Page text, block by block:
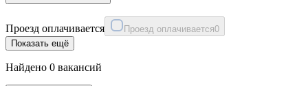
Проезд оплачивается Проезд оплачивается0
Показать ещё
Найдено 0 вакансий